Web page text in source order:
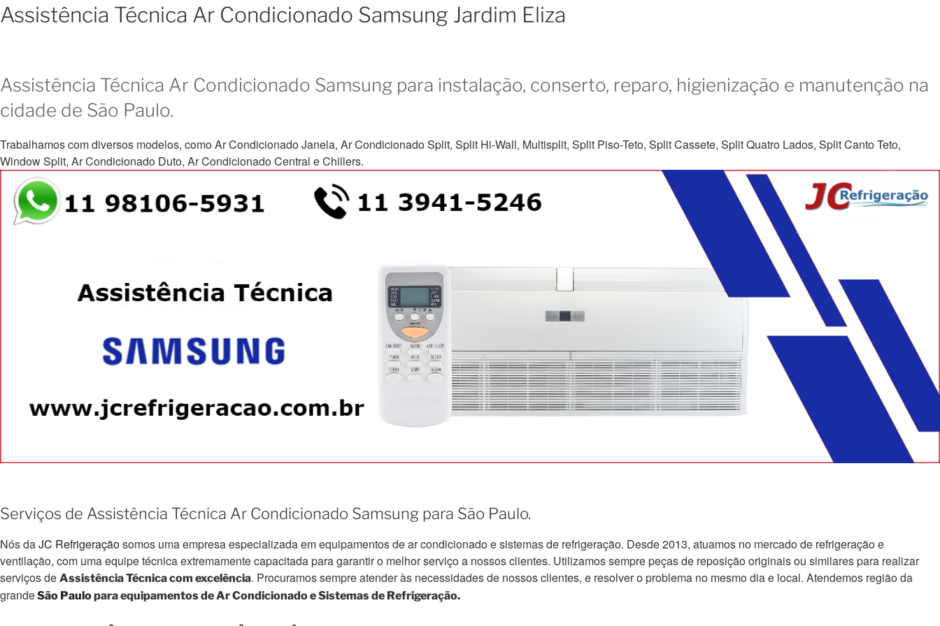
Assistência Técnica Ar Condicionado Samsung Jardim Eliza
Assistência Técnica Ar Condicionado Samsung para instalação, conserto, reparo, higienização e manutenção na
cidade de São Paulo.
Trabalhamos com diversos modelos, como Ar Condicionado Janela, Ar Condicionado Split, Split Hi-Wall, Multisplit, Split Piso-Teto, Split Cassete, Split Quatro Lados, Split Canto Teto,
Window Split, Ar Condicionado Duto, Ar Condicionado Central e Chillers.
Serviços de Assistência Técnica Ar Condicionado Samsung para São Paulo.
Nós daJC Refrigeraçãosomos uma empresa especializada em equipamentos de ar condicionado e sistemas de refrigeração. Desde 2013, atuamos no mercado de refrigeração e
ventilação, com uma equipe técnica extremamente capacitada para garantir o melhor serviço a nossos clientes. Utilizamos sempre peças de reposição originais ou similares para realizar
serviços de Assistência Técnica com excelência. Procuramos sempre atender às necessidades de nossos clientes, e resolver o problema no mesmo dia e local. Atendemos região da
grandeSão Paulopara equipamentos de Ar Condicionado e Sistemas de Refrigeração.